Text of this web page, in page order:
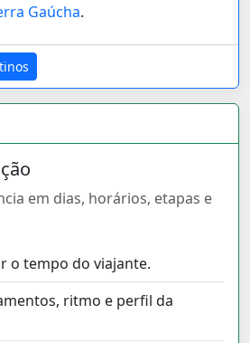
Gaúcha.
em dias, horários, etapas e
o tempo do viajante.
ritmo e perfil da